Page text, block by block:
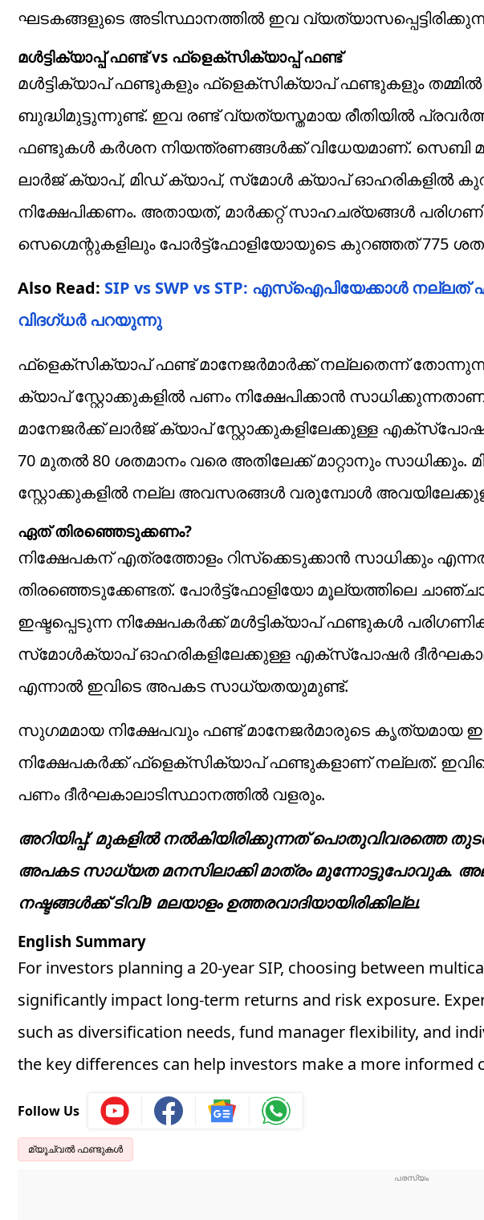
ഘടകങ്ങളുടെ അടിസ്ഥാനത്തില്‍ ഇവ
മള്‍ട്ടിക്യാപ്പ് ഫണ്ട് vs ഫ്‌ളെക്‌സിക്യാപ്പ് ഫണ്ട്
മള്‍ട്ടിക്യാപ് ഫണ്ടുകളും ഫ്‌ളെക്‌സിക്യാപ് ഫണ്ടുകളും തമ്മില്‍
ബുദ്ധിമുട്ടുന്നുണ്ട്. ഇവ രണ്ട് വ്യത്യസ്തമായ രീതിയില്‍
ഫണ്ടുകള്‍ കര്‍ശന നിയന്ത്രണങ്ങള്‍ക്ക് വിധേയമാണ്.
ലാര്‍ജ് ക്യാപ്, മിഡ് ക്യാപ്, സ്‌മോള്‍ ക്യാപ് ഓഹരികളില്‍
നിക്ഷേപിക്കണം. അതായത്, മാര്‍ക്കറ്റ് സാഹചര്യങ്ങള്‍
സെഗ്മെന്റുകളിലും പോര്‍ട്ട്‌ഫോളിയോയുടെ കുറഞ്ഞത് 775
Also Read: SIP vs SWP vs STP: എസ്‌ഐപിയേക്കാള്‍
വിദഗ്ധര്‍ പറയുന്നു
ഫ്‌ളെക്‌സിക്യാപ് ഫണ്ട് മാനേജര്‍മാര്‍ക്ക് നല്ലതെന്ന്
ക്യാപ് സ്റ്റോക്കുകളില്‍ പണം നിക്ഷേപിക്കാന്‍
മാനേജര്‍ക്ക് ലാര്‍ജ് ക്യാപ് സ്റ്റോക്കുകളിലേക്കുള്ള
70 മുതല്‍ 80 ശതമാനം വരെ അതിലേക്ക് മാറ്റാനും
സ്റ്റോക്കുകളില്‍ നല്ല അവസരങ്ങള്‍ വരുമ്പോള്‍
ഏത് തിരഞ്ഞെടുക്കണം?
നിക്ഷേപകന് എത്രത്തോളം റിസ്‌ക്കെടുക്കാന്‍ സാധിക്കും
തിരഞ്ഞെടുക്കേണ്ടത്. പോര്‍ട്ട്‌ഫോളിയോ മൂല്യത്തിലെ
ഇഷ്ടപ്പെടുന്ന നിക്ഷേപകര്‍ക്ക് മള്‍ട്ടിക്യാപ് ഫണ്ടുകള്‍
സ്‌മോള്‍ക്യാപ് ഓഹരികളിലേക്കുള്ള എക്‌സ്‌പോഷര്‍ ദീര്‍ഘകാല
എന്നാല്‍ ഇവിടെ അപകട സാധ്യതയുമുണ്ട്.
സുഗമമായ നിക്ഷേപവും ഫണ്ട് മാനേജര്‍മാരുടെ
നിക്ഷേപകര്‍ക്ക് ഫ്‌ളെക്‌സിക്യാപ് ഫണ്ടുകളാണ് നല്ലത്.
പണം ദീര്‍ഘകാലാടിസ്ഥാനത്തില്‍ വളരും.
അറിയിപ്പ്: മുകളില്‍ നല്‍കിയിരിക്കുന്നത് പൊതുവിവരത്തെ
അപകട സാധ്യത മനസിലാക്കി മാത്രം മുന്നോട്ടുപോവുക.
നഷ്ടങ്ങള്‍ക്ക് ടിവി9 മലയാളം ഉത്തരവാദിയായിരിക്കില്ല.
English Summary
For investors planning a 20-year SIP, choosing between
significantly impact long-term returns and risk exposure.
such as diversification needs, fund manager flexibility, and
the key differences can help investors make a more informed
Follow Us
മ്യൂച്വല്‍ ഫണ്ടുകള്‍